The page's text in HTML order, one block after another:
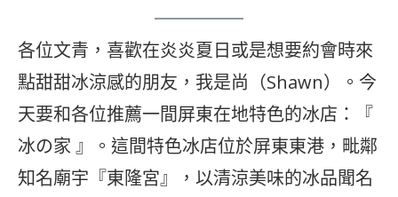
各位文青，喜歡在炎炎夏日或是想要約會時來
點甜甜冰涼感的朋友，我是尚（Shawn）。今
天要和各位推薦一間屏東在地特色的冰店：『
冰の家 』。這間特色冰店位於屏東東港，毗鄰
知名廟宇『東隆宮』，以清涼美味的冰品聞名